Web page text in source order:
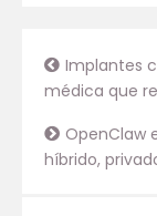
Implantes
médica que
OpenClaw
híbrido,